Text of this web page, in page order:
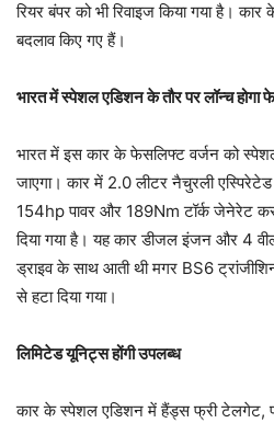
रियर बंपर को भी रिवाइज किया गया है।
बदलाव किए गए हैं।
भारत में स्पेशल एडिशन के तौर पर लॉन्च होगा
भारत में इस कार के फेसलिफ्ट वर्जन को
जाएगा। कार में 2.0 लीटर नैचुरली
154hp पावर और 189Nm टॉर्क जेनेरेट
दिया गया है। यह कार डीजल इंजन और 4
ड्राइव के साथ आती थी मगर BS6
से हटा दिया गया।
लिमिटेड यूनिट्स होंगी उपलब्ध
कार के स्पेशल एडिशन में हैंड्स फ्री टेलगेट,